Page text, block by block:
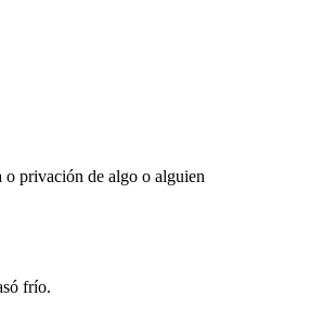
o privación de algo o alguien
frío.